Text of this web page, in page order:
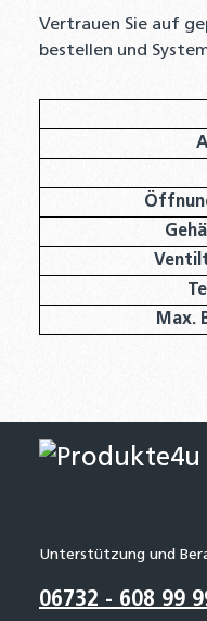
Vertrauen Sie auf
bestellen und
Max.
Unterstützung und
06732 - 608 99